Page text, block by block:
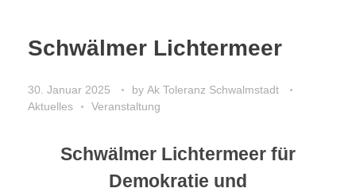
Schwälmer Lichtermeer
30. Januar 2025 by Ak Toleranz Schwalmstadt
Aktuelles
Veranstaltung
Schwälmer Lichtermeer für
Demokratie und